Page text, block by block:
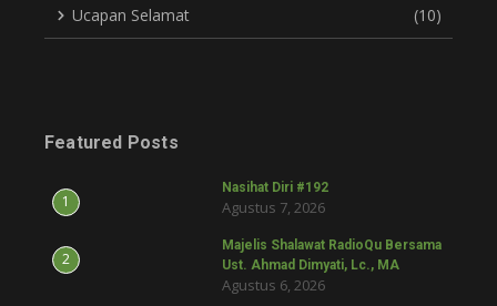
Ucapan Selamat (10)
Featured Posts
1
Nasihat Diri #192
Agustus 7, 2026
2
Majelis Shalawat RadioQu Bersama
Ust. Ahmad Dimyati, Lc., MA
Agustus 6, 2026